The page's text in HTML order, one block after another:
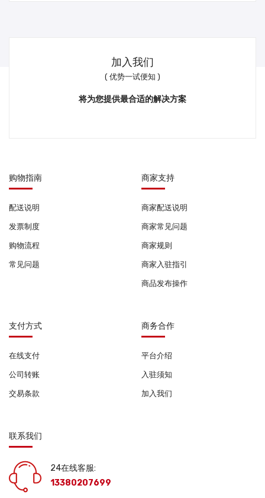
加入我们
( 优势一试便知 )
将为您提供最合适的解决方案
购物指南
配送说明
发票制度
购物流程
常见问题
商家支持
商家配送说明
商家常见问题
商家规则
商家入驻指引
商品发布操作
支付方式
在线支付
公司转账
交易条款
商务合作
平台介绍
入驻须知
加入我们
联系我们
24在线客服:
13380207699